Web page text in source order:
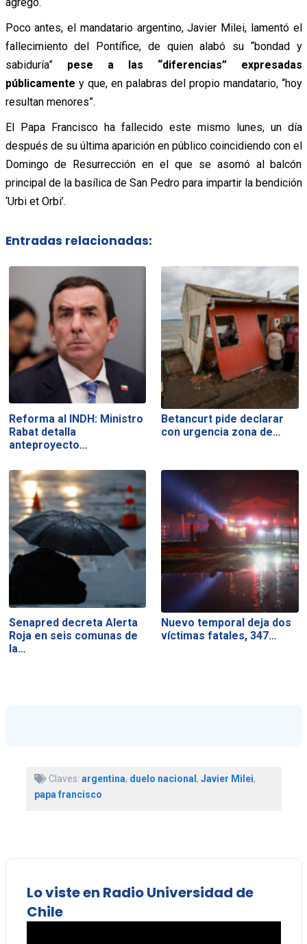
Poco antes, el mandatario argentino, Javier Milei, lamentó el
fallecimiento del Pontífice, de quien alabó su “bondad y
sabiduría” pese a las “diferencias” expresadas
públicamente y que, en palabras del propio mandatario, “hoy
resultan menores”.
El Papa Francisco ha fallecido este mismo lunes, un día
después de su última aparición en público coincidiendo con el
Domingo de Resurrección en el que se asomó al balcón
principal de la basílica de San Pedro para impartir la bendición
‘Urbi et Orbi’.
Entradas relacionadas:
Reforma al INDH: Ministro
Rabat detalla
anteproyecto…
Betancurt pide declarar
con urgencia zona de…
Senapred decreta Alerta
Roja en seis comunas de
la…
Nuevo temporal deja dos
víctimas fatales, 347…
Claves: argentina, duelo nacional, Javier Milei,
papa francisco
Lo viste en Radio Universidad de
Chile